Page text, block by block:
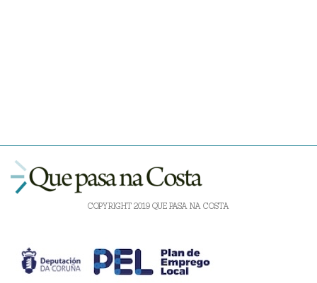
COPYRIGHT 2019 QUE PASA NA COSTA